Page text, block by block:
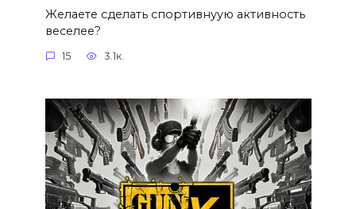
Желаете сделать спортивнуую активность
веселее?
15 3.1к.